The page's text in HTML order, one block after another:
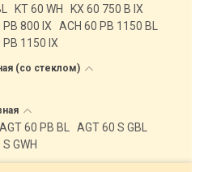
KT 60 WH
KX 60 750 B IX
PB 800 IX
ACH 60 PB 1150 BL
PB 1150 IX
(со стеклом)
AGT 60 PB BL
AGT 60 S GBL
GWH